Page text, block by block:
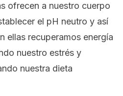
ofrecen a nuestro cuerpo
el pH neutro y así
ellas recuperamos energía
nuestro estrés y
nuestra dieta